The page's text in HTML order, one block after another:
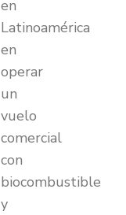
en
Latinoamérica
en
operar
un
vuelo
comercial
con
biocombustible
y